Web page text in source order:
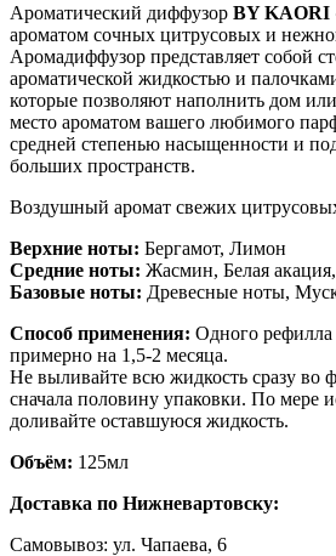
Ароматический диффузор BY KAORI
ароматом сочных цитрусовых и
Аромадиффузор представляет собой
ароматической жидкостью и
которые позволяют наполнить дом
место ароматом вашего любимого
средней степенью насыщенности и
больших пространств.
Воздушный аромат свежих
Верхние ноты: Бергамот, Лимон
Средние ноты: Жасмин, Белая акация,
Базовые ноты: Древесные ноты,
Способ применения: Одного рефилла
примерно на 1,5-2 месяца.
Не выливайте всю жидкость сразу во
сначала половину упаковки. По мере
доливайте оставшуюся жидкость.
Объём: 125мл
Доставка по Нижневартовску:
Самовывоз: ул. Чапаева, 6